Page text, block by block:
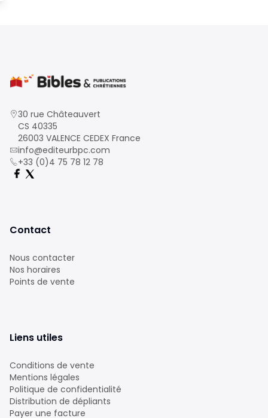
30 rue Châteauvert
CS 40335
26003 VALENCE CEDEX France
info@editeurbpc.com
+33 (0)4 75 78 12 78
Contact
Nous contacter
Nos horaires
Points de vente
Liens utiles
Conditions de vente
Mentions légales
Politique de confidentialité
Distribution de dépliants
Payer une facture